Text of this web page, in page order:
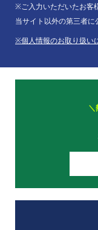
※ご入力いただいたお客
当サイト以外の第三者に
※個人情報のお取り扱い
＼